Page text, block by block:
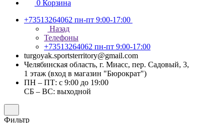
0 Корзина
+73513264062 пн-пт 9:00-17:00
Назад
Телефоны
+73513264062 пн-пт 9:00-17:00
turgoyak.sportsterritory@gmail.com
Челябинская область, г. Миасс, пер. Садовый, 3,
1 этаж (вход в магазин "Бюрократ")
ПН – ПТ: с 9:00 до 19:00
СБ – ВС: выходной
Фильтр